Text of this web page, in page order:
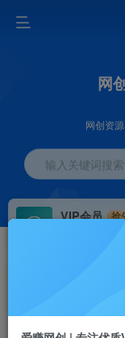
网
网创资
输入关键词搜索
VIP会员
抢
会员专属推
首页 创业课程 会